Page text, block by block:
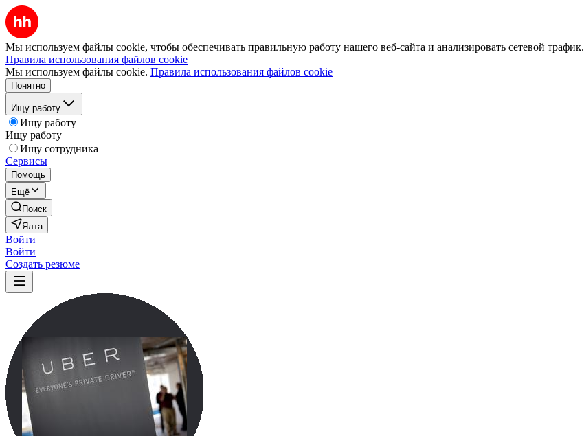
Мы используем файлы cookie, чтобы обеспечивать правильную работу нашего веб-сайта и анализировать сетевой трафик.
Правила использования файлов cookie
Мы используем файлы cookie. Правила использования файлов cookie
Понятно
Ищу работу
Ищу работу
Ищу работу
Ищу сотрудника
Сервисы
Помощь
Ещё
Поиск
Ялта
Войти
Войти
Создать резюме